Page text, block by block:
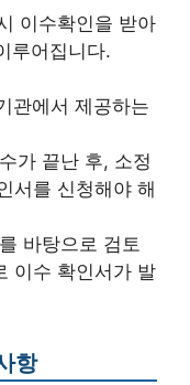
이수확인을 받아
루어집니다.
관에서 제공하는
가 끝난 후, 소정
서를 신청해야 해
바탕으로 검토
이수 확인서가 발
항